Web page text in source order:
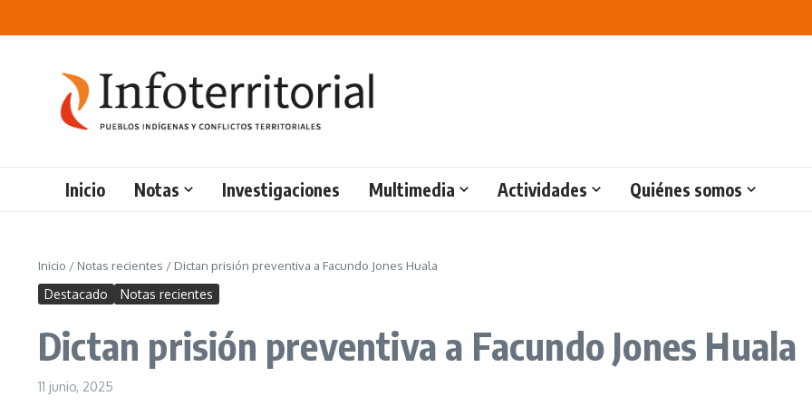
Inicio Notas Investigaciones Multimedia Actividades Quiénes somos
Inicio / Notas recientes / Dictan prisión preventiva a Facundo Jones Huala
Destacado Notas recientes
Dictan prisión preventiva a Facundo Jones Huala
11 junio, 2025